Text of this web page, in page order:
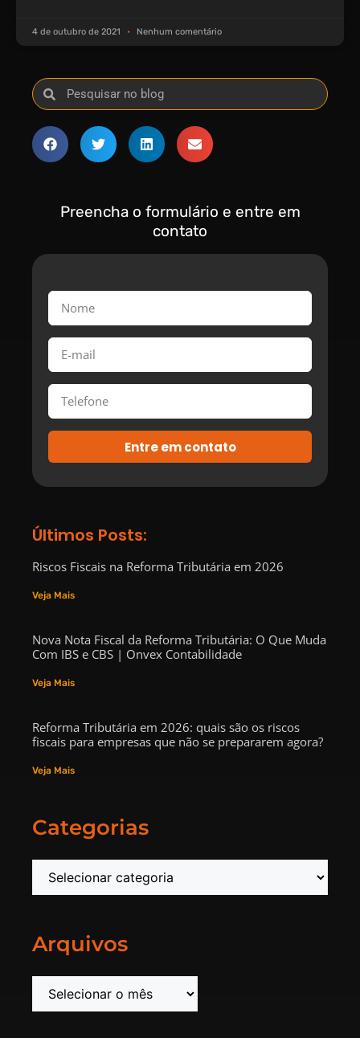
4 de outubro de 2021 Nenhum comentário
Preencha o formulário e entre em
contato
Entre em contato
Últimos Posts:
Riscos Fiscais na Reforma Tributária em 2026
Veja Mais
Nova Nota Fiscal da Reforma Tributária: O Que Muda
Com IBS e CBS | Onvex Contabilidade
Veja Mais
Reforma Tributária em 2026: quais são os riscos
fiscais para empresas que não se prepararem agora?
Veja Mais
Categorias
Arquivos